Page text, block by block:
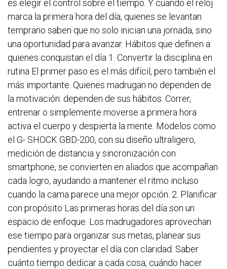
es elegir el control sobre el tiempo. Y cuando el reloj
marca la primera hora del día, quienes se levantan
temprano saben que no solo inician una jornada, sino
una oportunidad para avanzar. Hábitos que definen a
quienes conquistan el día 1. Convertir la disciplina en
rutina El primer paso es el más difícil, pero también el
más importante. Quienes madrugan no dependen de
la motivación: dependen de sus hábitos. Correr,
entrenar o simplemente moverse a primera hora
activa el cuerpo y despierta la mente. Modelos como
el G- SHOCK GBD-200, con su diseño ultraligero,
medición de distancia y sincronización con
smartphone, se convierten en aliados que acompañan
cada logro, ayudando a mantener el ritmo incluso
cuando la cama parece una mejor opción. 2. Planificar
con propósito Las primeras horas del día son un
espacio de enfoque. Los madrugadores aprovechan
ese tiempo para organizar sus metas, planear sus
pendientes y proyectar el día con claridad. Saber
cuánto tiempo dedicar a cada cosa, cuándo hacer